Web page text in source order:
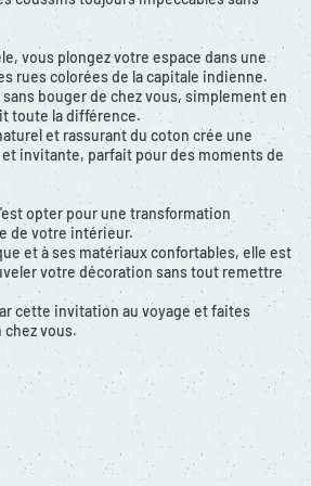
vous plongez votre espace dans une
rues colorées de la capitale indienne.
bouger de chez vous, simplement en
toute la différence.
et rassurant du coton crée une
invitante, parfait pour des moments de
opter pour une transformation
de votre intérieur.
et à ses matériaux confortables, elle est
votre décoration sans tout remettre
cette invitation au voyage et faites
vous.